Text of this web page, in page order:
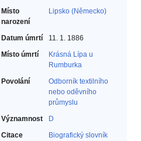
Místo
narození
Lipsko (Německo)
Datum úmrtí
11. 1. 1886
Místo úmrtí
Krásná Lípa u
Rumburka
Povolání
Odborník textilního
nebo oděvního
průmyslu‎
Významnost
D
Citace
Biografický slovník